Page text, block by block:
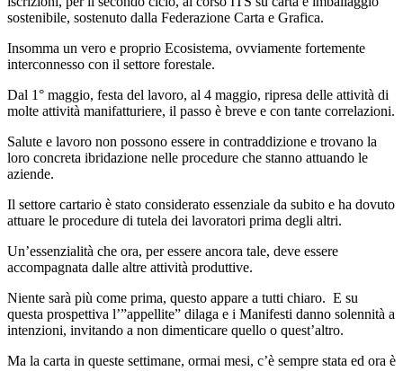
sostenibile, sostenuto dalla Federazione Carta e Grafica.
Insomma un vero e proprio Ecosistema, ovviamente fortemente
interconnesso con il settore forestale.
Dal 1° maggio, festa del lavoro, al 4 maggio, ripresa delle attività di
molte attività manifatturiere, il passo è breve e con tante correlazioni.
Salute e lavoro non possono essere in contraddizione e trovano la
loro concreta ibridazione nelle procedure che stanno attuando le
aziende.
Il settore cartario è stato considerato essenziale da subito e ha dovuto
attuare le procedure di tutela dei lavoratori prima degli altri.
Un’essenzialità che ora, per essere ancora tale, deve essere
accompagnata dalle altre attività produttive.
Niente sarà più come prima, questo appare a tutti chiaro. E su
questa prospettiva l’”appellite” dilaga e i Manifesti danno solennità a
intenzioni, invitando a non dimenticare quello o quest’altro.
Ma la carta in queste settimane, ormai mesi, c’è sempre stata ed ora è